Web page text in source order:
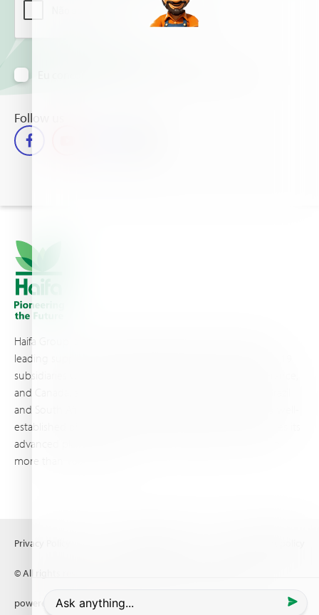
Follow us
Haifa Group is a multi-national corporation and a global
leading supplier of specialty fertilizers, operating through 19
subsidiaries worldwide, with production sites in Israel, France,
and Canada, as well as proprietary blending facilities in Brazil
and South Africa. Backed by extensive infrastructure and well-
established distribution and logistics networks, Haifa makes its
advanced plant nutrition solutions available to growers in
more than 100 countries.
© All rights reserved (2026) Haifa Negev technologies LTD
Privacy Policy
powered byComrax